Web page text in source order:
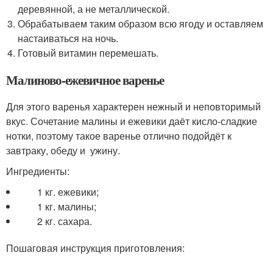
деревянной, а не металлической.
Обрабатываем таким образом всю ягоду и оставляем
настаиваться на ночь.
Готовый витамин перемешать.
Малиново-ежевичное варенье
Для этого варенья характерен нежный и неповторимый
вкус. Сочетание малины и ежевики даёт кисло-сладкие
нотки, поэтому такое варенье отлично подойдёт к
завтраку, обеду и ужину.
Ингредиенты:
1 кг. ежевики;
1 кг. малины;
2 кг. сахара.
Пошаговая инструкция приготовления: